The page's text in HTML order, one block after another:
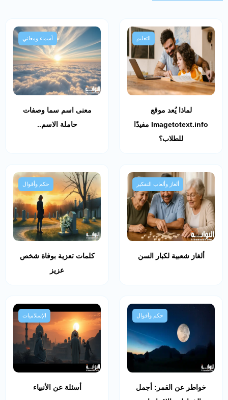
التعليم
لماذا يُعد موقع
Imagetotext.info مفيدًا
للطلاب؟
أسماء ومعاني
معنى اسم سما وصفات
حاملة الاسم..
ألغاز وألعاب التفكير
ألغاز شعبية لكبار السن
حكم وأقوال
كلمات تعزية بوفاة شخص
عزيز
حكم وأقوال
خواطر عن القمر: أجمل
الإسلاميات
أسئلة عن الأنبياء